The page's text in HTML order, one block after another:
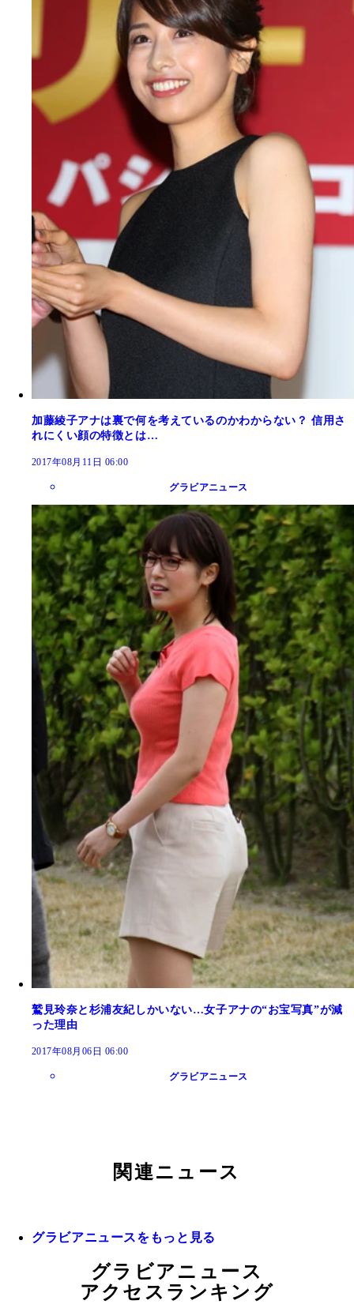
加藤綾子アナは裏で何を考えているのかわからない？ 信用さ
れにくい顔の特徴とは…
2017年08月11日 06:00
グラビアニュース
鷲見玲奈と杉浦友紀しかいない…女子アナの“お宝写真”が減
った理由
2017年08月06日 06:00
グラビアニュース
関連ニュース
グラビアニュースをもっと見る
グラビアニュース
アクセスランキング